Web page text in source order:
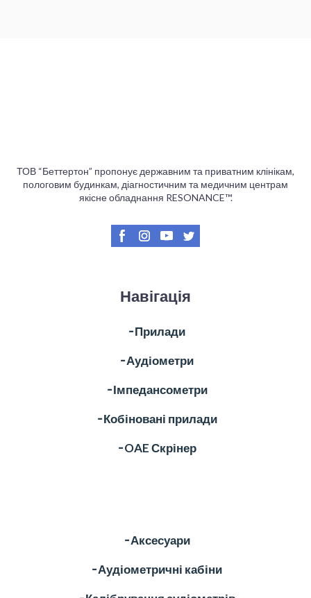
ТОВ “Беттертон” пропонує державним та приватним клінікам,
пологовим будинкам, діагностичним та медичним центрам
якісне обладнання RESONANCE™.
Навігація
╶ Прилади
╶ Аудіометри
╶ Імпедансометри
╶ Кобіновані прилади
╶ OAE Скрінер
╶ Аксесуари
╶ Аудіометричні кабіни